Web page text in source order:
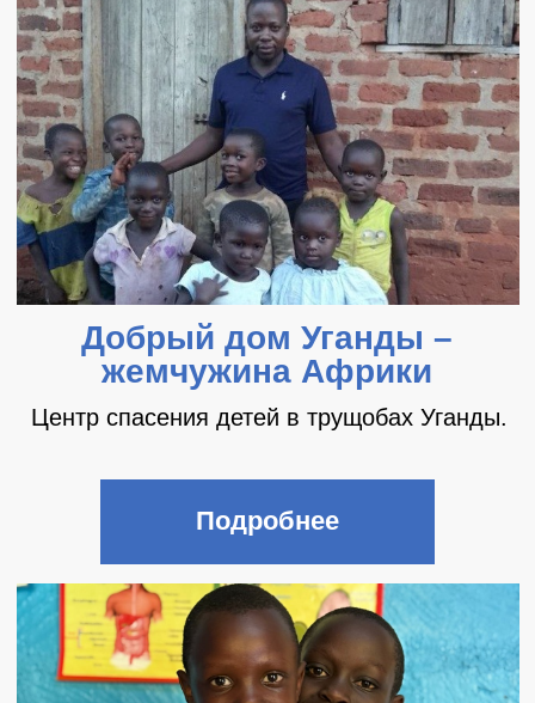
Центр спасения для детей в трущобах
Киберы, оказавшихся в трудной жизненной
ситуации.
Центр спасения детей в трущобах Уганды.
Добрый дом Уганды –
жемчужина Африки
Подробнее
Подробнее